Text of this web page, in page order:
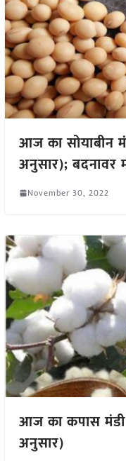
आज का सोयाबीन
अनुसार); बदनावर
November 30, 2022
आज का कपास
अनुसार)